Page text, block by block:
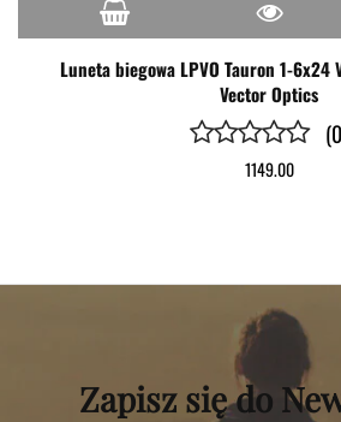
Luneta biegowa LPVO Tauron 1-6x24
Vector Optics
1149.00
Zapisz się do